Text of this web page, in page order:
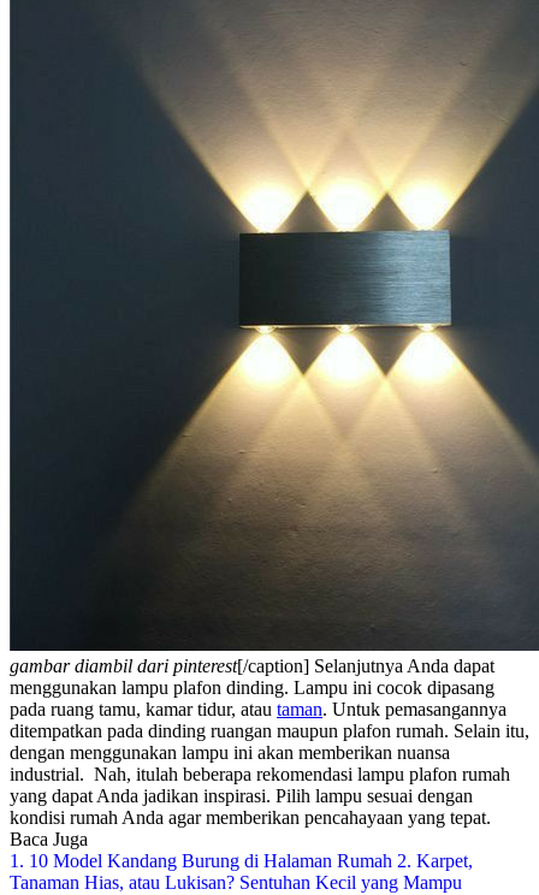
gambar diambil dari pinterest[/caption] Selanjutnya Anda dapat
menggunakan lampu plafon dinding. Lampu ini cocok dipasang
pada ruang tamu, kamar tidur, atau taman. Untuk pemasangannya
ditempatkan pada dinding ruangan maupun plafon rumah. Selain itu,
dengan menggunakan lampu ini akan memberikan nuansa
industrial. Nah, itulah beberapa rekomendasi lampu plafon rumah
yang dapat Anda jadikan inspirasi. Pilih lampu sesuai dengan
kondisi rumah Anda agar memberikan pencahayaan yang tepat.
Baca Juga
1. 10 Model Kandang Burung di Halaman Rumah 2. Karpet,
Tanaman Hias, atau Lukisan? Sentuhan Kecil yang Mampu